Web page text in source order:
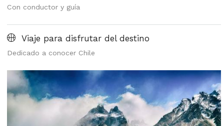
Con conductor y guía
Viaje para disfrutar del destino
Dedicado a conocer Chile